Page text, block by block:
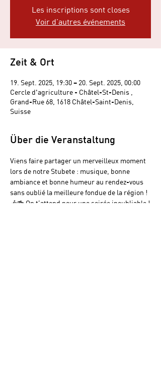
Les inscriptions sont closes
Voir d'autres événements
Zeit & Ort
19. Sept. 2025, 19:30 – 20. Sept. 2025, 00:00
Cercle d'agriculture - Châtel-St-Denis ,
Grand-Rue 68, 1618 Châtel-Saint-Denis,
Suisse
Über die Veranstaltung
Viens faire partager un merveilleux moment
lors de notre Stubete : musique, bonne
ambiance et bonne humeur au rendez-vous
sans oublié la meilleure fondue de la région !
🎶🍻 On t’attend pour une soirée inoubliable !